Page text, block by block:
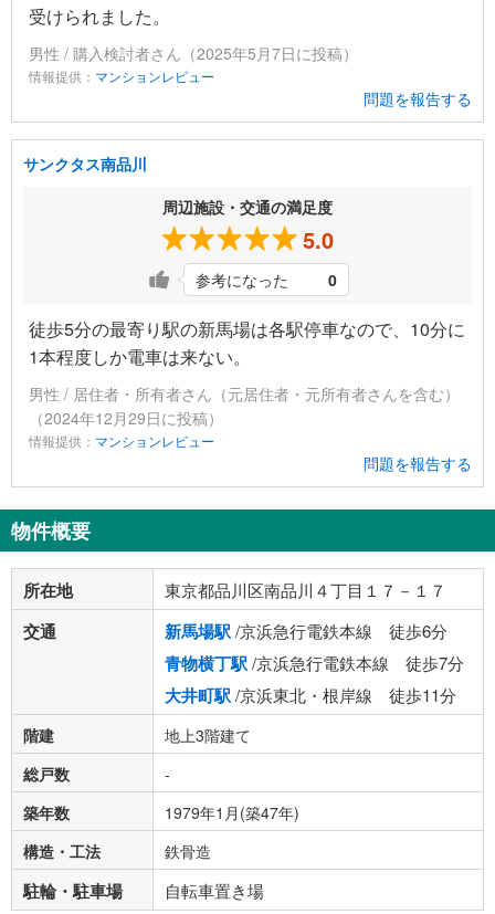
受けられました。
男性 / 購入検討者さん（2025年5月7日に投稿）
情報提供： マンションレビュー
問題を報告する
サンクタス南品川
周辺施設・交通の満足度
5.0
参考になった 0
徒歩5分の最寄り駅の新馬場は各駅停車なので、10分に
1本程度しか電車は来ない。
男性 / 居住者・所有者さん（元居住者・元所有者さんを含む）
（2024年12月29日に投稿）
情報提供： マンションレビュー
問題を報告する
物件概要
所在地 東京都品川区南品川４丁目１７－１７
交通 新馬場駅/京浜急行電鉄本線 徒歩6分
青物横丁駅/京浜急行電鉄本線 徒歩7分
大井町駅/京浜東北・根岸線 徒歩11分
階建
地上3階建て
総戸数
-
築年数
1979年1月(築47年)
構造・工法
鉄骨造
駐輪・駐車場 自転車置き場